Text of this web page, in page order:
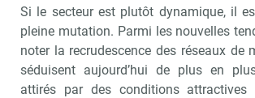
Si le secteur est plutôt dynamique, il
pleine mutation. Parmi les nouvelles
noter la recrudescence des réseaux de
séduisent aujourd’hui de plus en
attirés par des conditions attractives